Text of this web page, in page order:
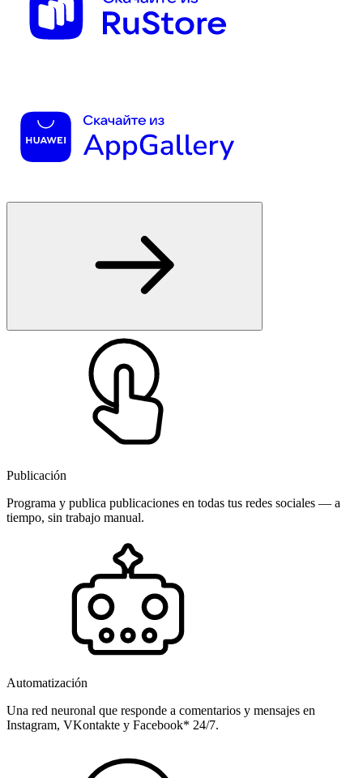
Publicación
Programa y publica publicaciones en todas tus redes sociales — a
tiempo, sin trabajo manual.
Automatización
Una red neuronal que responde a comentarios y mensajes en
Instagram, VKontakte y Facebook* 24/7.